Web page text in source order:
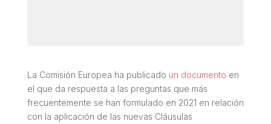
La Comisión Europea ha publicado un documento en
el que da respuesta a las preguntas que más
frecuentemente se han formulado en 2021 en relación
con la aplicación de las nuevas Cláusulas